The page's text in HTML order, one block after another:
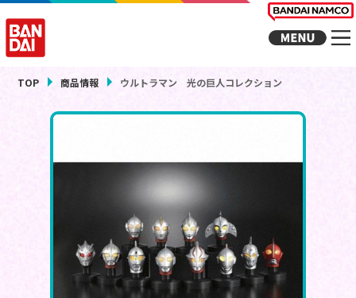
TOP 商品情報 ウルトラマン 光の巨人コレクション